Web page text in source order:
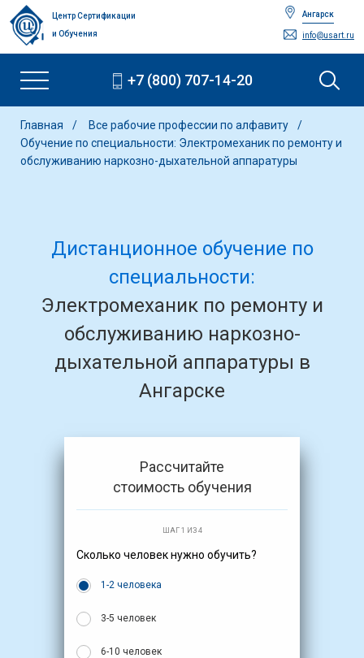
Центр Сертификации
и Обучения
Ангарск
info@usart.ru
+7 (800) 707-14-20
Главная
Все рабочие профессии по алфавиту
Обучение по специальности: Электромеханик по ремонту и
обслуживанию наркозно-дыхательной аппаратуры
Дистанционное обучение по
специальности:
Электромеханик по ремонту и
обслуживанию наркозно-
дыхательной аппаратуры в
Ангарске
Рассчитайте
стоимость обучения
ШАГ 1 ИЗ 4
Сколько человек нужно обучить?
1-2 человека
3-5 человек
6-10 человек